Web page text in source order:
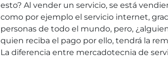
esto? Al vender un servicio, se está
como por ejemplo el servicio internet,
personas de todo el mundo, pero,
quien reciba el pago por ello, tendrá la
La diferencia entre mercadotecnia de